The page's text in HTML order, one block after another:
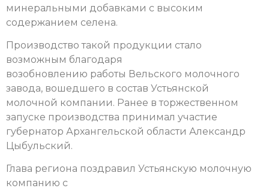
минеральными добавками с высоким
содержанием селена.
Производство такой продукции стало
возможным благодаря
возобновлению работы Вельского молочного
завода, вошедшего в состав Устьянской
молочной компании. Ранее в торжественном
запуске производства принимал участие
губернатор Архангельской области Александр
Цыбульский.
Глава региона поздравил Устьянскую молочную
компанию с